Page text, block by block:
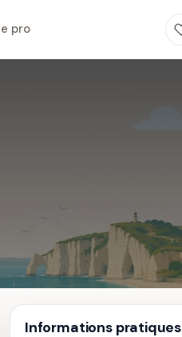
pro
Informations pratiques